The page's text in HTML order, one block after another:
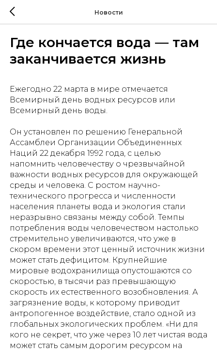
Новости
Где кончается вода — там
заканчивается жизнь
Ежегодно 22 марта в мире отмечается
Всемирный день водных ресурсов или
Всемирный день воды.
Он установлен по решению Генеральной
Ассамблеи Организации Объединенных
Наций 22 декабря 1992 года, с целью
напомнить человечеству о чрезвычайной
важности водных ресурсов для окружающей
среды и человека. С ростом научно-
технического прогресса и численности
населения планеты вода и экология стали
неразрывно связаны между собой. Темпы
потребления воды человечеством настолько
стремительно увеличиваются, что уже в
скором времени этот ценный источник жизни
может стать дефицитом. Крупнейшие
мировые водохранилища опустошаются со
скоростью, в тысячи раз превышающую
скорость их естественного возобновления. А
загрязнение воды, к которому приводит
антропогенное воздействие, стало одной из
глобальных экологических проблем. «Ни для
кого не секрет, что уже через 10 лет чистая вода
может стать самым дорогим ресурсом на